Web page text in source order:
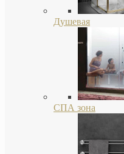
Душевая
СПА зона